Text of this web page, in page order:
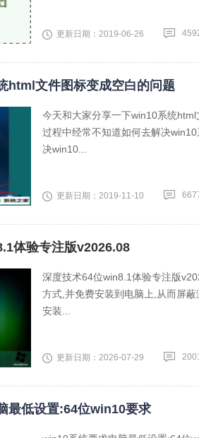
更新日期：2019-06-26
html文件图标变成空白的问题
今天和大家分享一下win10系统
过程中经常不知道如何去解决
决win10...
更新日期：2019-11-10
体验专注版v2026.08
深度技术64位win8.1体验专注版
方式,并免费安装到电脑上,从而屏
安装...
更新日期：2026-07-29
最低设置:64位win10要求